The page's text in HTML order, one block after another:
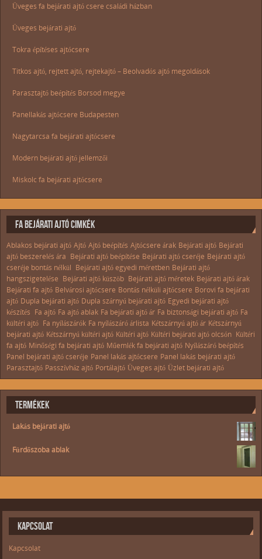
Üveges fa bejárati ajtó csere családi házban
Üveges bejárati ajtó
Tokra építéses ajtócsere
Titkos ajtó, rejtett ajtó, rejtekajtó – Beolvadós ajtó megoldások
Parasztajtó beépítés Borsod megye
Panellakás ajtócsere Budapesten
Nagytarcsa fa bejárati ajtócsere
Modern bejárati ajtó jellemzői
Miskolc fa bejárati ajtócsere
FA BEJÁRATI AJTÓ CIMKÉK
Ablakos bejárati ajtó Ajtó Ajtó beépítés Ajtócsere árak Bejárati ajtó Bejárati
ajtó beszerelés ára Bejárati ajtó beépítése Bejárati ajtó cseréje Bejárati ajtó
cseréje bontás nélkül Bejárati ajtó egyedi méretben Bejárati ajtó
hangszigetelése Bejárati ajtó küszöb Bejárati ajtó méretek Bejárati ajtó árak
Bejárati fa ajtó Belvárosi ajtócsere Bontás nélküli ajtócsere Borovi fa bejárati
ajtó Dupla bejárati ajtó Dupla szárnyú bejárati ajtó Egyedi bejárati ajtó
készítés Fa ajtó Fa ajtó ablak Fa bejárati ajtó ár Fa biztonsági bejárati ajtó Fa
kültéri ajtó Fa nyílászárók Fa nyílászáró árlista Kétszárnyú ajtó ár Kétszárnyú
bejárati ajtó Kétszárnyú kültéri ajtó Kültéri ajtó Kültéri bejárati ajtó olcsón Kültéri
fa ajtó Minőségi fa bejárati ajtó Műemlék fa bejárati ajtó Nyílászáró beépítés
Panel bejárati ajtó cseréje Panel lakás ajtócsere Panel lakás bejárati ajtó
Parasztajtó Passzívház ajtó Portálajtó Üveges ajtó Üzlet bejárati ajtó
TERMÉKEK
Lakás bejárati ajtó
Fürdőszoba ablak
KAPCSOLAT
Kapcsolat